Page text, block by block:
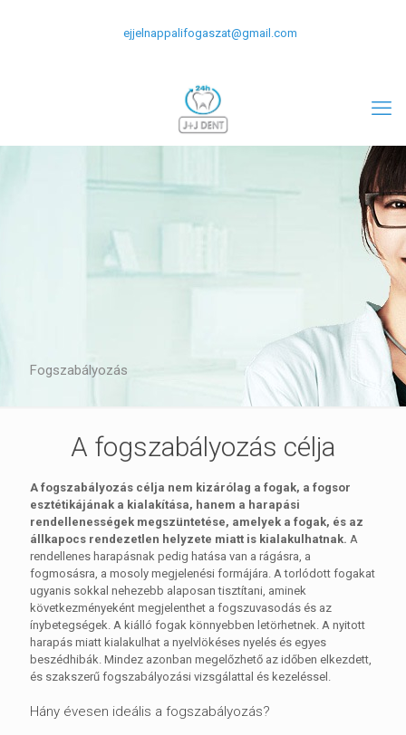
ejjelnappalifogaszat@gmail.com
Fogszabályozás
A fogszabályozás célja
A fogszabályozás célja nem kizárólag a fogak, a fogsor
esztétikájának a kialakítása, hanem a harapási
rendellenességek megszüntetése, amelyek a fogak, és az
állkapocs rendezetlen helyzete miatt is kialakulhatnak. A
rendellenes harapásnak pedig hatása van a rágásra, a
fogmosásra, a mosoly megjelenési formájára. A torlódott fogakat
ugyanis sokkal nehezebb alaposan tisztítani, aminek
következményeként megjelenthet a fogszuvasodás és az
ínybetegségek. A kiálló fogak könnyebben letörhetnek. A nyitott
harapás miatt kialakulhat a nyelvlökéses nyelés és egyes
beszédhibák. Mindez azonban megelőzhető az időben elkezdett,
és szakszerű fogszabályozási vizsgálattal és kezeléssel.
Hány évesen ideális a fogszabályozás?